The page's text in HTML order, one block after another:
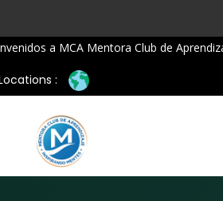
a MCA Mentora Club de
: